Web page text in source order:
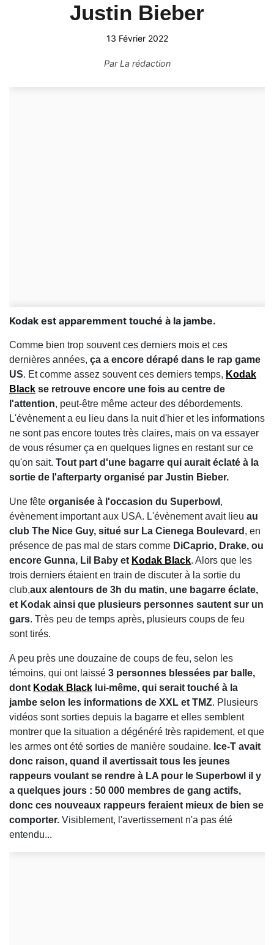
Justin Bieber
13 Février 2022
ParLa rédaction
Kodak est apparemment touché à la jambe.
Comme bien trop souvent ces derniers mois et ces
dernières années, ça a encore dérapé dans le rap game
US. Et comme assez souvent ces derniers temps, Kodak
Black se retrouve encore une fois au centre de
l'attention, peut-être même acteur des débordements.
L'évènement a eu lieu dans la nuit d'hier et les informations
ne sont pas encore toutes très claires, mais on va essayer
de vous résumer ça en quelques lignes en restant sur ce
qu'on sait. Tout part d'une bagarre qui aurait éclaté à la
sortie de l'afterparty organisé par Justin Bieber.
Une fête organisée à l'occasion du Superbowl ,
évènement important aux USA. L'évènement avait lieu au
club The Nice Guy, situé sur La Cienega Boulevard , en
présence de pas mal de stars comme DiCaprio, Drake, ou
encore Gunna, Lil Baby et Kodak Black. Alors que les
trois derniers étaient en train de discuter à la sortie du
club,aux alentours de 3h du matin, une bagarre éclate,
et Kodak ainsi que plusieurs personnes sautent sur un
gars. Très peu de temps après, plusieurs coups de feu
sont tirés.
A peu près une douzaine de coups de feu, selon les
témoins, qui ont laissé 3 personnes blessées par balle,
dont Kodak Black lui-même, qui serait touché à la
jambe selon les informations de XXL et TMZ. Plusieurs
vidéos sont sorties depuis la bagarre et elles semblent
montrer que la situation a dégénéré très rapidement, et que
les armes ont été sorties de manière soudaine. Ice-T avait
donc raison, quand il avertissait tous les jeunes
rappeurs voulant se rendre à LA pour le Superbowl il y
a quelques jours : 50 000 membres de gang actifs,
donc ces nouveaux rappeurs feraient mieux de bien se
comporter. Visiblement, l'avertissement n'a pas été
entendu...